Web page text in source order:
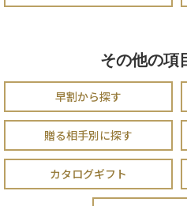
その他の項
早割から探す
贈る相手別に探す
カタログギフト